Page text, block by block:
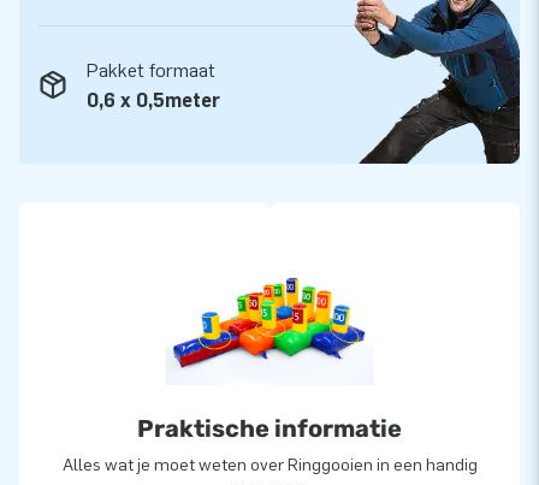
Pakket formaat
0,6 x 0,5meter
Praktische informatie
Alles wat je moet weten over Ringgooien in een handig